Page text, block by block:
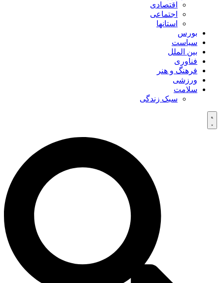
اقتصادی
اجتماعی
استانها
بورس
سیاست
بین الملل
فناوری
فرهنگ و هنر
ورزشی
سلامت
سبک زندگی